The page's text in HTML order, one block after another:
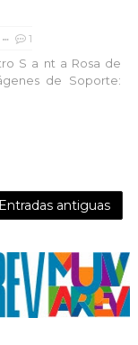
1
S a nt a Rosa de
de Soporte:
Entradas antiguas